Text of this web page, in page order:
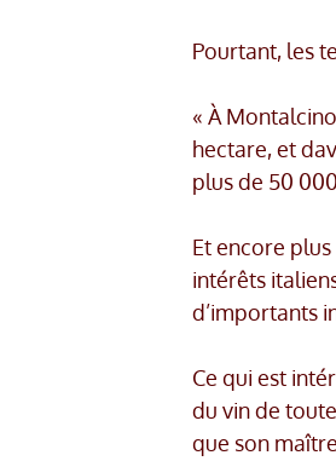
Pourtant, les
« À
hectare, et
plus de 50
Et encore
intérêts
d’importants
Ce qui est
du vin de
que son